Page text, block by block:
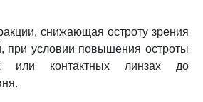
снижающая остроту зрения
при условии повышения остроты
или контактных линзах до